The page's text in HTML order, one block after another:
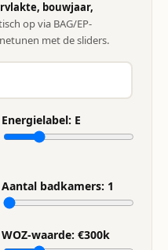
bouwjaar,
op via BAG/EP-
met de sliders.
Energielabel: E
Aantal badkamers: 1
WOZ-waarde: €300k